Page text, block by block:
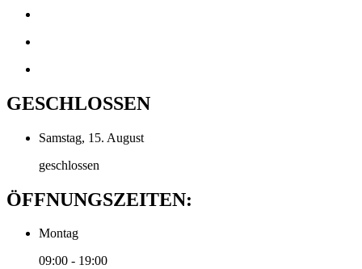
GESCHLOSSEN
Samstag, 15. August
geschlossen
ÖFFNUNGSZEITEN:
Montag
09:00 - 19:00